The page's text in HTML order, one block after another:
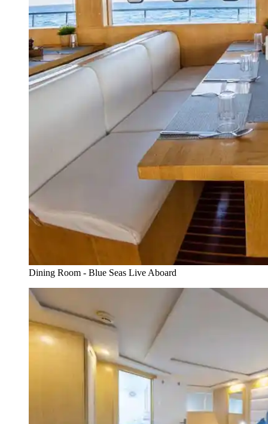
Dining Room - Blue Seas Live Aboard